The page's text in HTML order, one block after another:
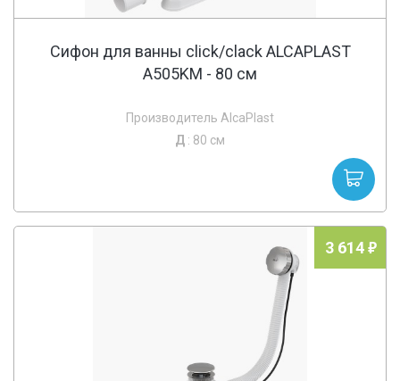
Сифон для ванны click/clack ALCAPLAST
A505KM - 80 cм
Производитель AlcaPlast
Д : 80 см
3 614